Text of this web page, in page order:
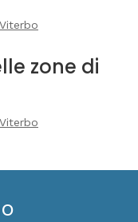
zone di